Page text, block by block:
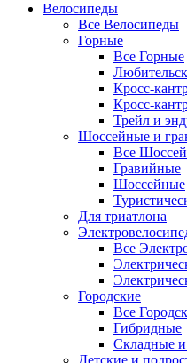
Велосипеды
Все Велосипеды
Горные
Все Горные
Кросс-
Кросс-
Трейл и
Шоссейные и
Все
Гравийные
Шоссейные
Для триатлона
Все
Городские
Все
Гибридные
Складные
Детские и